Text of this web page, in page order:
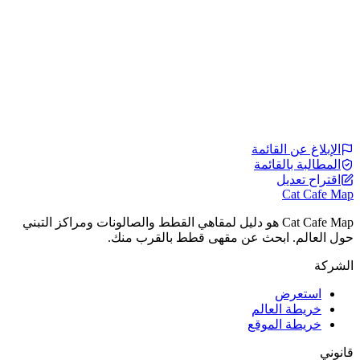
الإبلاغ عن القائمة
المطالبة بالقائمة
اقتراح تعديل
Cat Cafe Map
Cat Cafe Map هو دليل لمقاهي القطط والصالونات ومراكز التبني
حول العالم. ابحث عن مقهى قطط بالقرب منك.
الشركة
استعرض
خريطة العالم
خريطة الموقع
قانوني